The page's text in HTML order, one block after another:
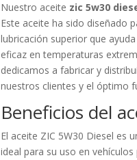
Nuestro aceite zic 5w30
Este aceite ha sido diseñado
lubricación superior que
eficaz en temperaturas
dedicamos a fabricar y
nuestros clientes y el óptimo
Beneficios del
El aceite ZIC 5W30 Diesel es
ideal para su uso en